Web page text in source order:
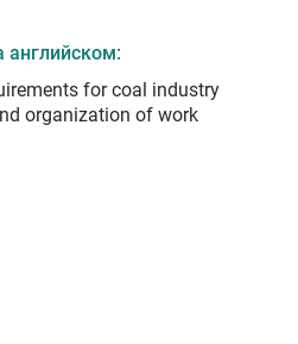
английском:
for coal industry
organization of work